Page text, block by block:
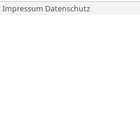
Impressum Datenschutz